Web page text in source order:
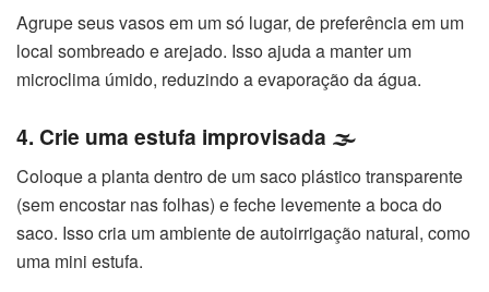
Agrupe seus vasos em um só lugar, de preferência em um
local sombreado e arejado. Isso ajuda a manter um
microclima úmido, reduzindo a evaporação da água.
4. Crie uma estufa improvisada 🌫
Coloque a planta dentro de um saco plástico transparente
(sem encostar nas folhas) e feche levemente a boca do
saco. Isso cria um ambiente de autoirrigação natural, como
uma mini estufa.